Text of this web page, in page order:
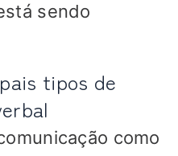
sendo
tipos de
como